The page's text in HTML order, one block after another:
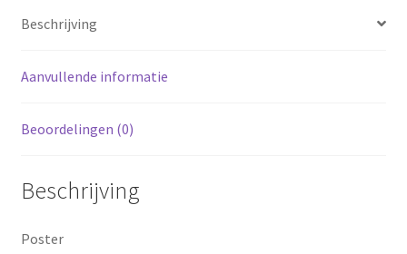
Beschrijving
Aanvullende informatie
Beoordelingen (0)
Beschrijving
Poster